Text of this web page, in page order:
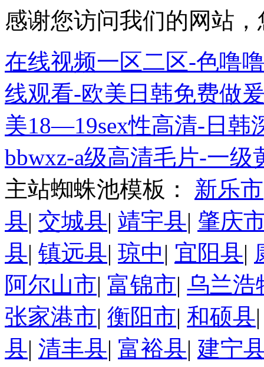
感谢您访问我们的网站
在线视频一区二区-色噜
线观看-欧美日韩免费做
美18—19sex性高清-日韩
bbwxz-a级高清毛片-一级
主站蜘蛛池模板： 新乐市
县| 交城县| 靖宇县| 肇庆
县| 镇远县| 琼中| 宜阳县|
阿尔山市| 富锦市| 乌兰浩
张家港市| 衡阳市| 和硕县
县| 清丰县| 富裕县| 建宁